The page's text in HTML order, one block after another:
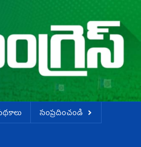
సంప్రదించండి